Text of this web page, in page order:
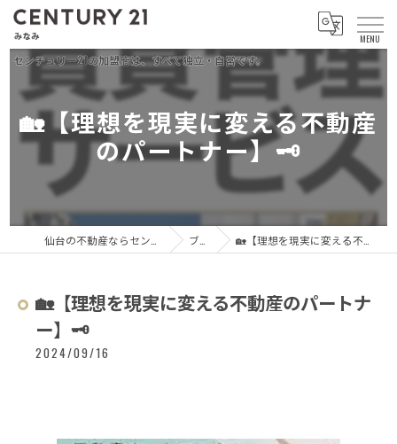
🏡【理想を現実に変える不動産
のパートナー】🗝️
ブログ 🏡【理想を現実に変える不動産のパートナー】🗝️
🏡【理想を現実に変える不動産のパートナ
ー】🗝️
2024/09/16